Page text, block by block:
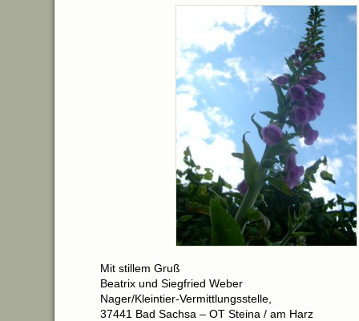
Mit stillem Gruß
Beatrix und Siegfried Weber
Nager/Kleintier-Vermittlungsstelle,
37441 Bad Sachsa – OT Steina / am Harz